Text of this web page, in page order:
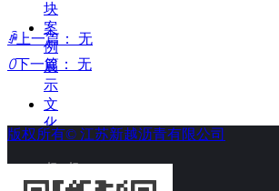
块
案
例
展
示
文
化
活
动
新
ꄴ上一篇：
无
ꄲ下一篇： 无
版权所有© 江苏新越沥青有限公司
扫一扫